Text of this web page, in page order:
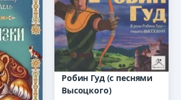
Робин Гуд (с песнями
Высоцкого)